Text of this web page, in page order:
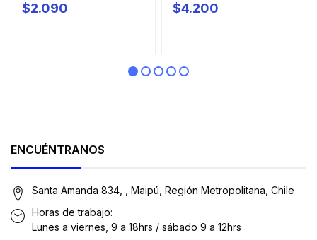
$2.090 $4.200
ENCUÉNTRANOS
Santa Amanda 834, , Maipú, Región Metropolitana, Chile
Horas de trabajo:
Lunes a viernes, 9 a 18hrs / sábado 9 a 12hrs